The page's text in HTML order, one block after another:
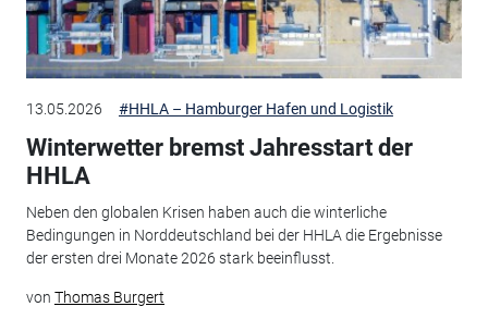
13.05.2026 #HHLA – Hamburger Hafen und Logistik
Winterwetter bremst Jahresstart der
HHLA
Neben den globalen Krisen haben auch die winterliche
Bedingungen in Norddeutschland bei der HHLA die Ergebnisse
der ersten drei Monate 2026 stark beeinflusst.
von Thomas Burgert